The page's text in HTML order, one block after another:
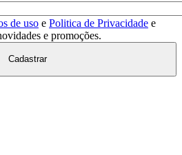
de uso e Politica de Privacidade e
e promoções.
Cadastrar